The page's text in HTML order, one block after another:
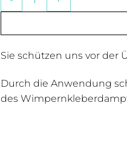
Sie schützen uns vor der
Durch die Anwendung
des